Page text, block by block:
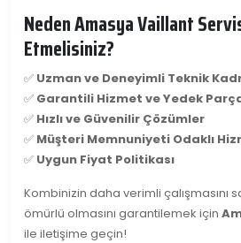
Neden Amasya Vaillant
Etmelisiniz?
✅ Uzman ve Deneyimli Teknik
✅ Garantili Hizmet ve Yedek
✅ Hızlı ve Güvenilir Çözümler
✅ Müşteri Memnuniyeti Odaklı
✅ Uygun Fiyat Politikası
Kombinizin daha verimli çalışmasını
ömürlü olmasını garantilemek için
ile iletişime geçin!